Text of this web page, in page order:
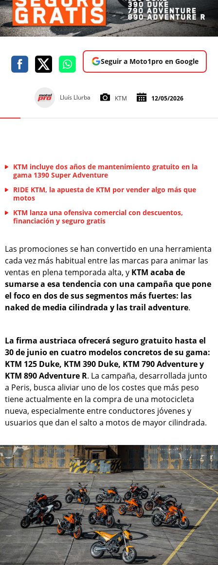
Seguir a Moto1pro en Google
Lluís Llurba KTM 12/05/2026
KTM incluye dos años de mantenimiento gratuito en la
gama 1390 Super Adventure
RIDE KTM, la apuesta de KTM por vender algo más que
motos
KTM lanza una ofensiva comercial con descuentos,
financiación y seguro gratis
Las promociones se han convertido en una herramienta
cada vez más habitual entre las marcas para animar las
ventas en plena temporada alta, y KTM acaba de
sumarse a esa tendencia con una campaña que pone
el foco en dos de sus segmentos más fuertes: las
naked de media cilindrada y las trail adventure.
La firma austriaca ofrecerá seguro gratuito hasta el
30 de junio en cuatro modelos concretos de su gama:
KTM 125 Duke, KTM 390 Duke, KTM 790 Adventure y
KTM 890 Adventure R. La campaña, desarrollada junto
a Peris, busca aliviar uno de los costes que más peso
tiene actualmente en la compra de una motocicleta
nueva, especialmente entre conductores jóvenes y
usuarios que dan el salto a motos de mayor cilindrada.